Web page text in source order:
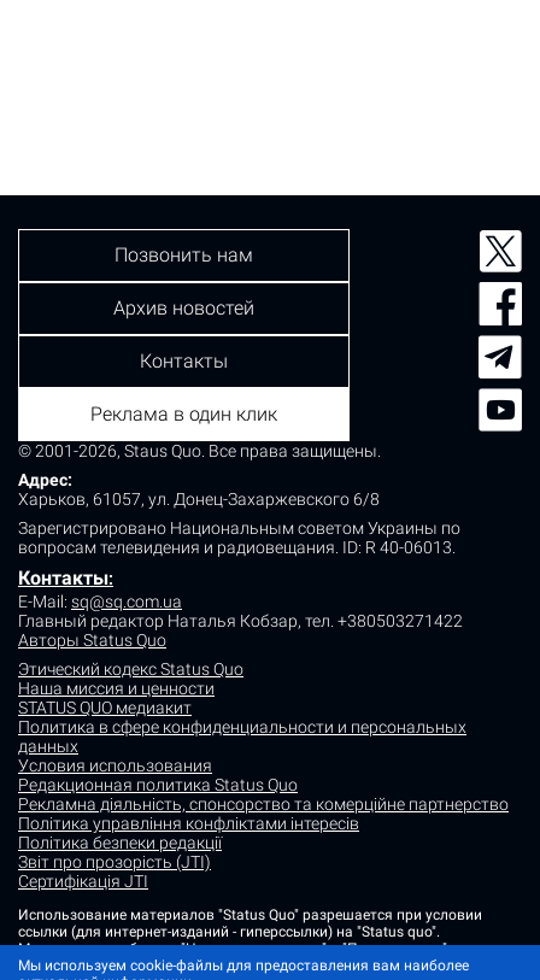
© 2001-2026, Staus Quo. Все права защищены.
Адрес:
Харьков, 61057, ул. Донец-Захаржевского 6/8
Зарегистрировано Национальным советом Украины по
вопросам телевидения и радиовещания. ID: R 40-06013.
Контакты:
E-Mail: sq@sq.com.ua
Главный редактор Наталья Кобзар, тел. +380503271422
Авторы Status Quo
Этический кодекс Status Quo
Наша миссия и ценности
STATUS QUO медиакит
Политика в сфере конфиденциальности и персональных
данных
Условия использования
Редакционная политика Status Quo
Рекламна діяльність, спонсорство та комерційне партнерство
Політика управління конфліктами інтересів
Політика безпеки редакції
Звіт про прозорість (JTI)
Сертифікація JTI
Позвонить нам
Архив новостей
Контакты
Реклама в один клик
Использование материалов "Status Quo" разрешается при условии
ссылки (для интернет-изданий - гиперссылки) на "Status quo".
Материалы в рубриках "Новости партнеров" и "Пресс-релизы"
размещаются на правах рекламы или в рамках некоммерческого
Мы используем cookie-файлы для предоставления вам наиболее